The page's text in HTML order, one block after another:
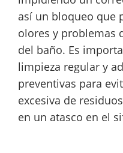
así un bloqueo que
olores y problemas
del baño. Es
limpieza regular y
preventivas para
excesiva de
en un atasco en el